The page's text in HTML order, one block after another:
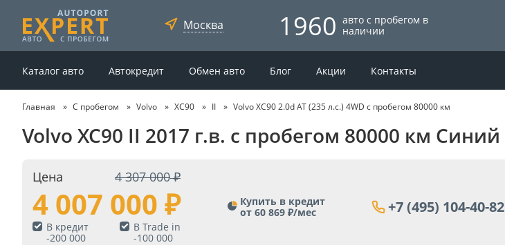
Москва 1960 авто с пробегом в
наличии
Каталог авто Автокредит Обмен авто Блог Акции Контакты
Главная С пробегом Volvo XC90 II Volvo XC90 2.0d AT (235 л.с.) 4WD с пробегом 80000 км
Volvo XC90 II 2017 г.в. с пробегом 80000 км Синий
Цена 4 307 000
4 007 000
В кредит
-200 000
В Trade in
-100 000
Купить в кредит
от 60 869 ₽/мес
+7 (495) 104-40-82